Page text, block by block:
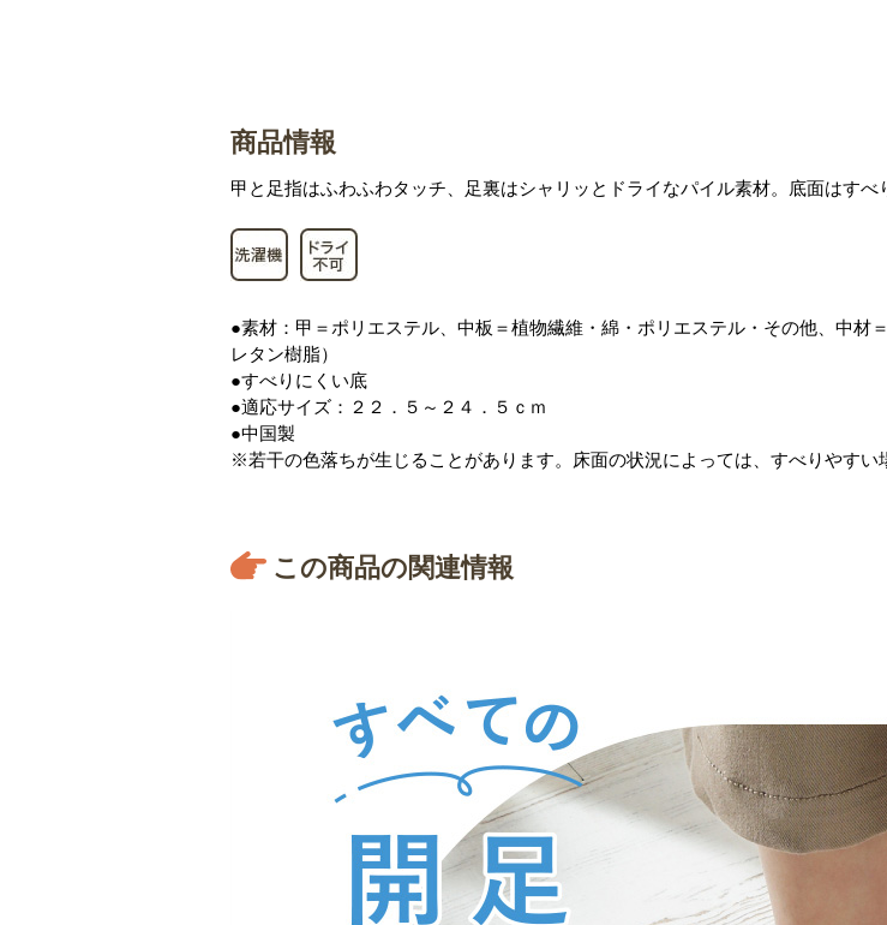
商品情報
甲と足指はふわふわタッチ、足裏はシャリッとドライなパイル素材。底面はすべ
●素材：甲＝ポリエステル、中板＝植物繊維・綿・ポリエステル・その他、中材
レタン樹脂）
●すべりにくい底
●適応サイズ：２２．５～２４．５ｃｍ
●中国製
※若干の色落ちが生じることがあります。床面の状況によっては、すべりやすい
この商品の関連情報